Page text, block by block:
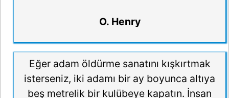
O. Henry
Eğer adam öldürme sanatını kışkırtmak
isterseniz, iki adamı bir ay boyunca altıya
beş metrelik bir kulübeye kapatın. İnsan